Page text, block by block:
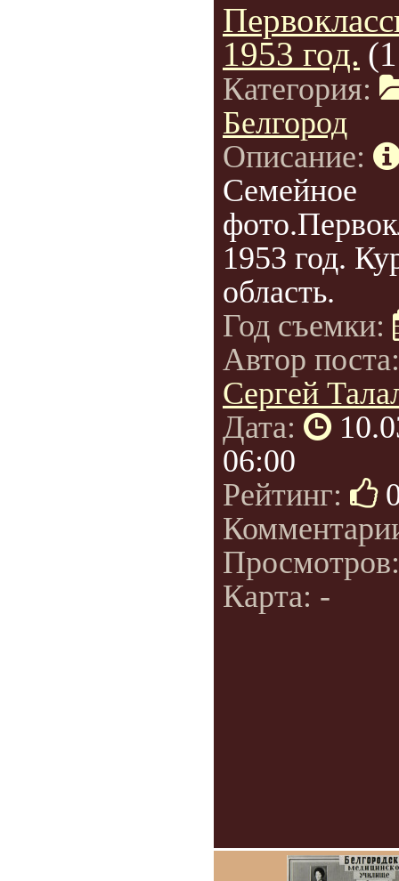
1953 год.
Категория:
Белгород
Описание:
Семейное
1953 год.
область.
Год съемки:
Автор
Сергей
Дата:
06:00
Рейтинг:
Карта: -